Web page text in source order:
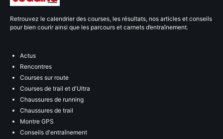
Retrouvez le calendrier des courses, les résultats, nos articles et conseils
pour bien courir ainsi que les parcours et carnets d’entraînement.
Actus
Rencontres
Courses sur route
Courses de trail et d'Ultra
Chaussures de running
Chaussures de trail
Montre GPS
Conseils d'entraînement